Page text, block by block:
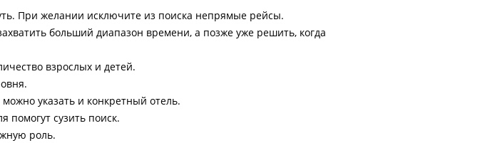
При желании исключите из поиска непрямые рейсы.
больший диапазон времени, а позже уже решить, когда
взрослых и детей.
указать и конкретный отель.
помогут сузить поиск.
роль.